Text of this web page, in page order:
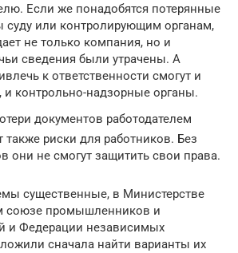
Если же понадобятся потерянные
суду или контролирующим органам,
не только компания, но и
сведения были утрачены. А
к ответственности смогут и
и контрольно-надзорные органы.
документов работодателем
также риски для работников. Без
они не смогут защитить свои права.
существенные, в Министерстве
союзе промышленников и
и Федерации независимых
сначала найти варианты их